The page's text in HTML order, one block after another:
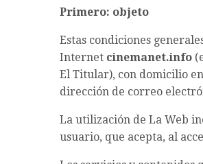
Primero: objeto
Estas condiciones
Internet cinemanet.info
El Titular), con domicilio en
dirección de correo
La utilización de La Web
usuario, que acepta, al